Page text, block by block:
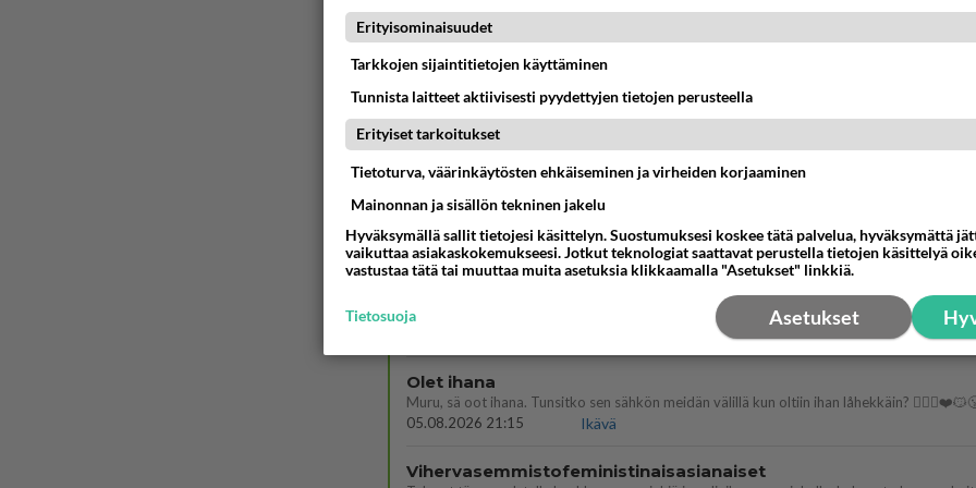
kenen näköinen
kaivattusi on ?
07.08.2026 16:24
Ikävä
Mikä on ollut
Söpöintä välillämme?
06.08.2026 14:44
Ikävä
Tykkäätköhän vielä minusta?
06.08.2026 07:42
Ikävä
Olet hyvännäköinen pakkaus nainen.
Olet ihana
Muru, sä oot ihana. Tunsitko sen sähkön meidän välillä kun oltiin ihan låhekkäin?
05.08.2026 21:15
Ikävä
Vihervasemmistofeministinaisasianaiset
Erityisominaisuudet
Tarkkojen sijaintitietojen käyttäminen
Tunnista laitteet aktiivisesti pyydettyjen tietojen perusteella
Erityiset tarkoitukset
Tietoturva, väärinkäytösten ehkäiseminen ja virheiden korjaaminen
Mainonnan ja sisällön tekninen jakelu
Hyväksymällä sallit tietojesi käsittelyn. Suostumuksesi koskee tätä palvelua, hyväksymättä
vaikuttaa asiakaskokemukseesi. Jotkut teknologiat saattavat perustella tietojen käsittelyä
vastustaa tätä tai muuttaa muita asetuksia klikkaamalla "Asetukset" linkkiä.
Asetukset
Tietosuoja